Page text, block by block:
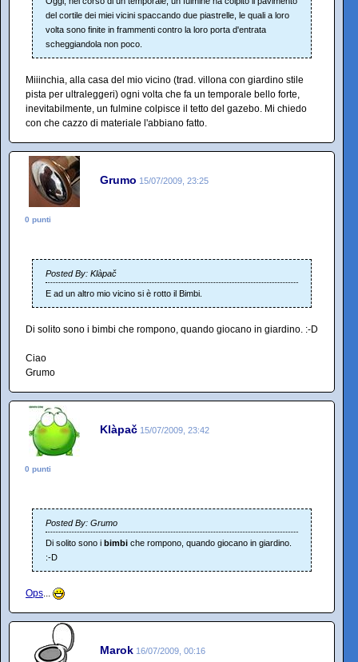
del cortile dei miei vicini spaccando due piastrelle, le quali a loro
volta sono finite in frammenti contro la loro porta d'entrata
scheggiandola non poco.
Miiinchia, alla casa del mio vicino (trad. villona con giardino stile
pista per ultraleggeri) ogni volta che fa un temporale bello forte,
inevitabilmente, un fulmine colpisce il tetto del gazebo. Mi chiedo
con che cazzo di materiale l'abbiano fatto.
Grumo 15/07/2009, 23:25
0 punti
Posted By: Klàpač
E ad un altro mio vicino si è rotto il Bimbi.
Di solito sono i bimbi che rompono, quando giocano in giardino. :-D
Ciao
Grumo
Klàpač 15/07/2009, 23:42
0 punti
Posted By: Grumo
Di solito sono i bimbi che rompono, quando giocano in giardino.
:-D
Ops...
Marok 16/07/2009, 00:16